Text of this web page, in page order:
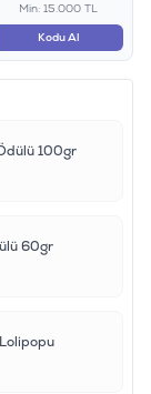
Min: 15.000 TL
Kodu Al
100gr
60gr